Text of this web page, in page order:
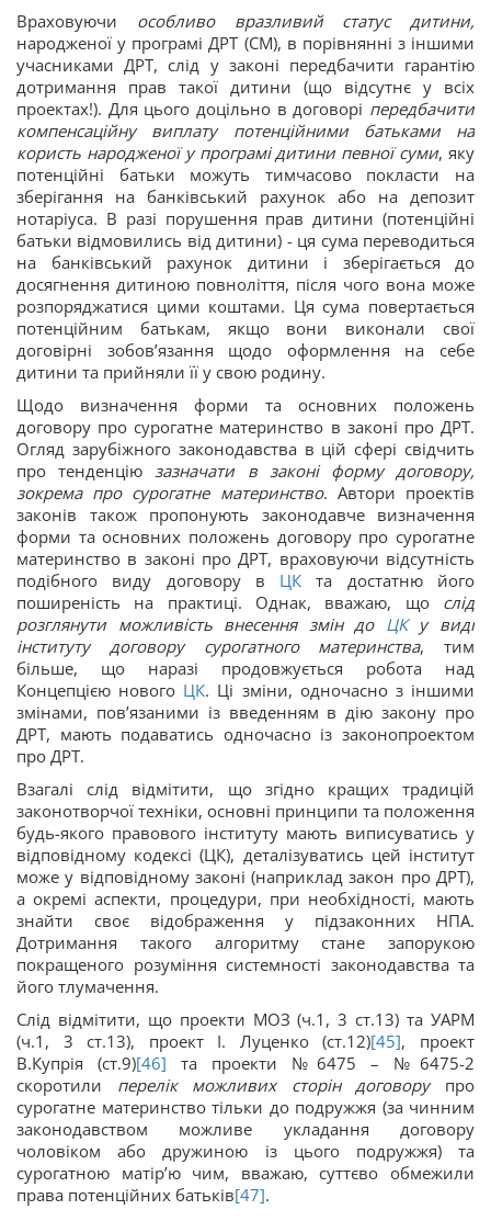
Враховуючи особливо вразливий статус дитини,
народженої у програмі ДРТ (СМ), в порівнянні з іншими
учасниками ДРТ, слід у законі передбачити гарантію
дотримання прав такої дитини (що відсутнє у всіх
проектах!). Для цього доцільно в договорі передбачити
компенсаційну виплату потенційними батьками на
користь народженої у програмі дитини певної суми, яку
потенційні батьки можуть тимчасово покласти на
зберігання на банківський рахунок або на депозит
нотаріуса. В разі порушення прав дитини (потенційні
батьки відмовились від дитини) - ця сума переводиться
на банківський рахунок дитини і зберігається до
досягнення дитиною повноліття, після чого вона може
розпоряджатися цими коштами. Ця сума повертається
потенційним батькам, якщо вони виконали свої
договірні зобов’язання щодо оформлення на себе
дитини та прийняли її у свою родину.
Щодо визначення форми та основних положень
договору про сурогатне материнство в законі про ДРТ.
Огляд зарубіжного законодавства в цій сфері свідчить
про тенденціюзазначати в законі форму договору,
зокрема про сурогатне материнство. Автори проектів
законів також пропонують законодавче визначення
форми та основних положень договору про сурогатне
материнство в законі про ДРТ, враховуючи відсутність
подібного виду договору в ЦК та достатню його
поширеність на практиці. Однак, вважаю, що слід
розглянути можливість внесення змін до ЦКу виді
інституту договору сурогатного материнства, тим
більше, що наразі продовжується робота над
Концепцією нового ЦК. Ці зміни, одночасно з іншими
змінами, пов’язаними із введенням в дію закону про
ДРТ, мають подаватись одночасно із законопроектом
про ДРТ.
Взагалі слід відмітити, що згідно кращих традицій
законотворчої техніки, основні принципи та положення
будь-якого правового інституту мають виписуватись у
відповідному кодексі (ЦК), деталізуватись цей інститут
може у відповідному законі (наприклад закон про ДРТ),
а окремі аспекти, процедури, при необхідності, мають
знайти своє відображення у підзаконних НПА.
Дотримання такого алгоритму стане запорукою
покращеного розуміння системності законодавства та
його тлумачення.
Слід відмітити, що проекти МОЗ (ч.1, 3 ст.13) та УАРМ
(ч.1, 3 ст.13), проект І. Луценко (ст.12)[45], проект
В.Купрія (ст.9)[46] та проекти №6475 – №6475-2
скоротили перелік можливих сторін договорупро
сурогатне материнство тільки до подружжя (за чинним
законодавством можливе укладання договору
чоловіком або дружиною із цього подружжя) та
сурогатною матір’ю чим, вважаю, суттєво обмежили
права потенційних батьків[47].